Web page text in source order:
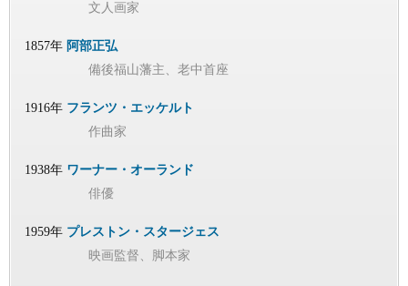
文人画家
1857年 阿部正弘
備後福山藩主、老中首座
1916年 フランツ・エッケルト
作曲家
1938年 ワーナー・オーランド
俳優
1959年 プレストン・スタージェス
映画監督、脚本家